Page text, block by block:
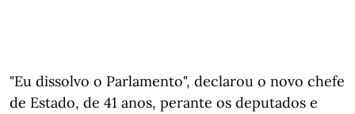
"Eu dissolvo o Parlamento", declarou o novo chefe
de Estado, de 41 anos, perante os deputados e